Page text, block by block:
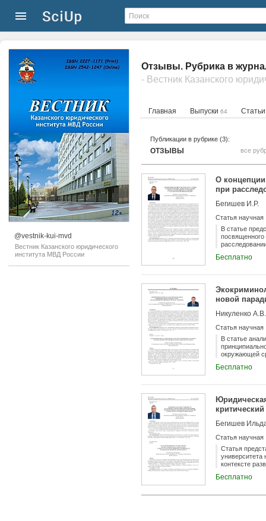
@vestnik-kui-mvd
Вестник Казанского юридического
института МВД России
Отзывы. Рубрика в
Главная Выпуски 64
Публикации в рубрике (3):
ОТЗЫВЫ все
О
при
Бегишев И.Р.
Статья научная
В статье
посвященного
разработке
знаний,
Оценивается
Выделяются
Делается
Бесплатно
новой
Никуленко А.В.
Статья научная
В статье
окружающей
преодоления
безопасности.
Бесплатно
Бегишев
Статья научная
Статья
университета
контексте
исторические
Бесплатно